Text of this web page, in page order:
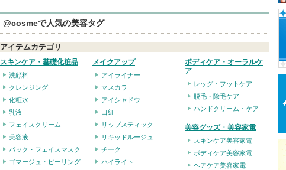
@cosmeで人気の美容タグ
アイテムカテゴリ
スキンケア・基礎化粧品
洗顔料
クレンジング
化粧水
乳液
フェイスクリーム
美容液
パック・フェイスマスク
ゴマージュ・ピーリング
メイクアップ
アイライナー
マスカラ
アイシャドウ
口紅
リップスティック
リキッドルージュ
チーク
ハイライト
ボディケア・オーラルケ
ア
レッグ・フットケア
脱毛・除毛ケア
ハンドクリーム・ケア
美容グッズ・美容家電
スキンケア美容家電
ボディケア美容家電
ヘアケア美容家電